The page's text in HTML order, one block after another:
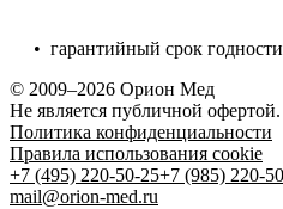
• гарантийный срок годности
© 2009–2026 Орион Мед
Не является публичной офертой.
Политика конфиденциальности
Правила использования cookie
+7 (495) 220-50-25+7 (985) 220-
mail@orion-med.ru